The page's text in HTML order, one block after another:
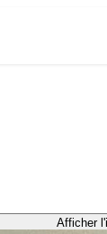
Afficher